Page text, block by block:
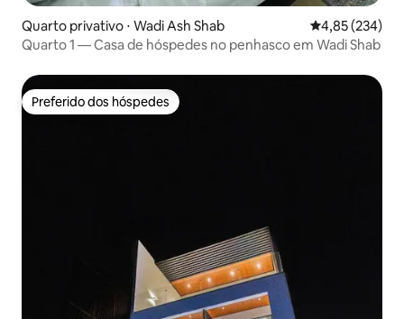
Quarto privativo ⋅ Wadi Ash Shab 4,85 de uma
4,85 (234)
Quarto 1 — Casa de hóspedes no penhasco em Wadi Shab
Preferido dos hóspedes
Preferido dos hóspedes